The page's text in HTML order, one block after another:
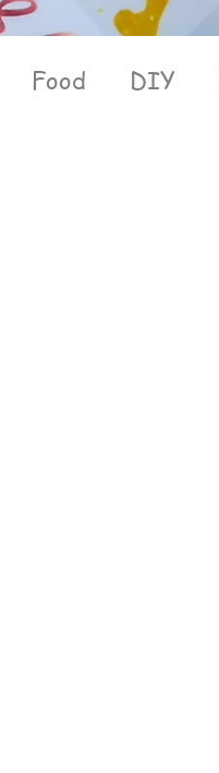
Food DIY